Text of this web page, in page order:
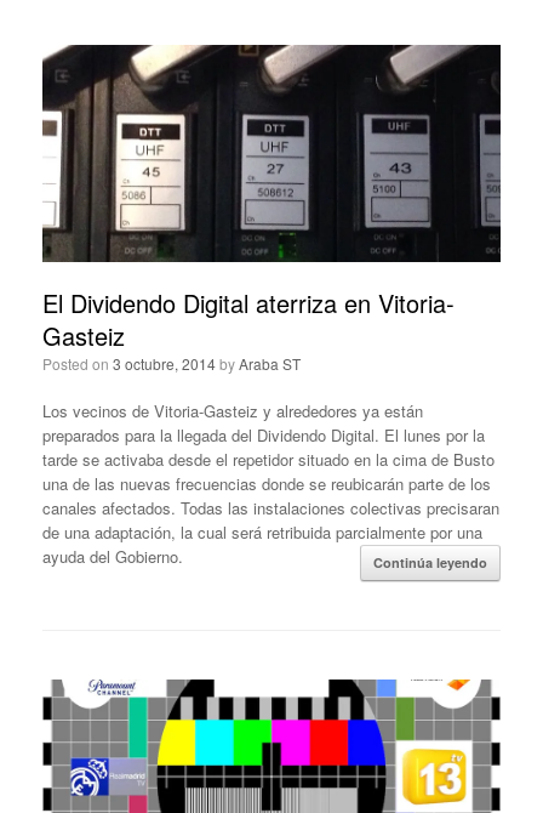
El Dividendo Digital aterriza en Vitoria-
Gasteiz
Posted on 3 octubre, 2014byAraba ST
Los vecinos de Vitoria-Gasteiz y alrededores ya están
preparados para la llegada del Dividendo Digital. El lunes por la
tarde se activaba desde el repetidor situado en la cima de Busto
una de las nuevas frecuencias donde se reubicarán parte de los
canales afectados. Todas las instalaciones colectivas precisaran
de una adaptación, la cual será retribuida parcialmente por una
ayuda del Gobierno.
Continúa leyendo